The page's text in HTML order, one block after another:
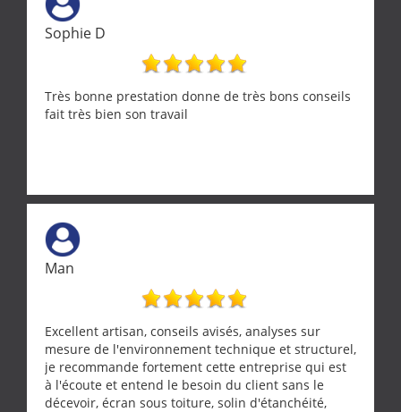
Sophie D
Très bonne prestation donne de très bons conseils
fait très bien son travail
Man
Excellent artisan, conseils avisés, analyses sur
mesure de l'environnement technique et structurel,
je recommande fortement cette entreprise qui est
à l'écoute et entend le besoin du client sans le
décevoir, écran sous toiture, solin d'étanchéité,